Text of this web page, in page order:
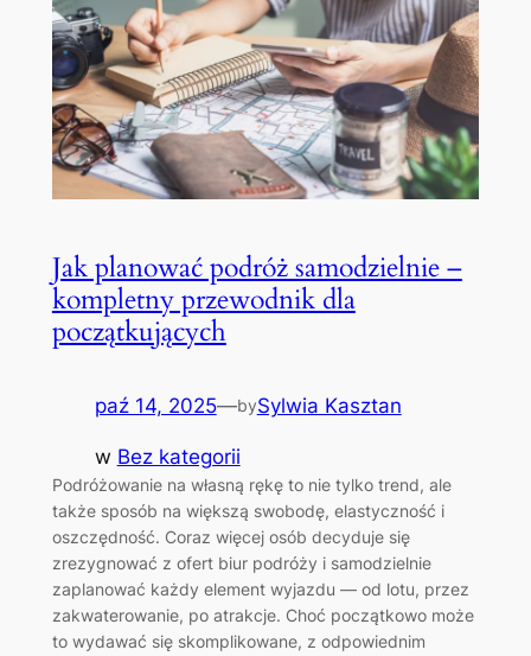
Jak planować podróż samodzielnie –
kompletny przewodnik dla
początkujących
paź 14, 2025—bySylwia Kasztan
w Bez kategorii
Podróżowanie na własną rękę to nie tylko trend, ale
także sposób na większą swobodę, elastyczność i
oszczędność. Coraz więcej osób decyduje się
zrezygnować z ofert biur podróży i samodzielnie
zaplanować każdy element wyjazdu — od lotu, przez
zakwaterowanie, po atrakcje. Choć początkowo może
to wydawać się skomplikowane, z odpowiednim